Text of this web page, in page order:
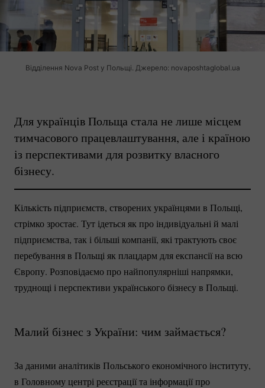
Відділення Nova Post у Польщі. Джерело: novaposhtaglobal.ua
Для українців Польща стала не лише місцем
тимчасового працевлаштування, але і країною
із перспективами для розвитку власного
бізнесу.
Кількість підприємств, створених українцями в Польщі,
стрімко зростає. Тут ідеться як про індивідуальні й малі
підприємства, так і більші компанії, які трактують своє
перебування в Польщі як плацдарм для експансії на всю
Європу. Розповідаємо про найпопулярніші напрямки,
труднощі і перспективи українського бізнесу в Польщі.
Малий бізнес з України: чим займається?
За даними аналітиків Польського економічного інституту,
в Головному центрі реєстрації та інформації про